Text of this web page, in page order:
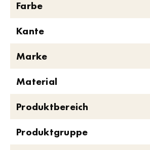
Farbe
Kante
Marke
Material
Produktbereich
Produktgruppe